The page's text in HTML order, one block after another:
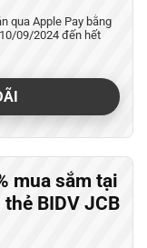
qua Apple Pay bằng
09/2024 đến hết
mua sắm tại
BIDV JCB